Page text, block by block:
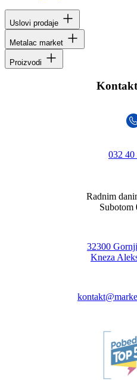
Uslovi prodaje
Metalac market
Proizvodi
032 40
Radnim
Subotom
32300
Kneza